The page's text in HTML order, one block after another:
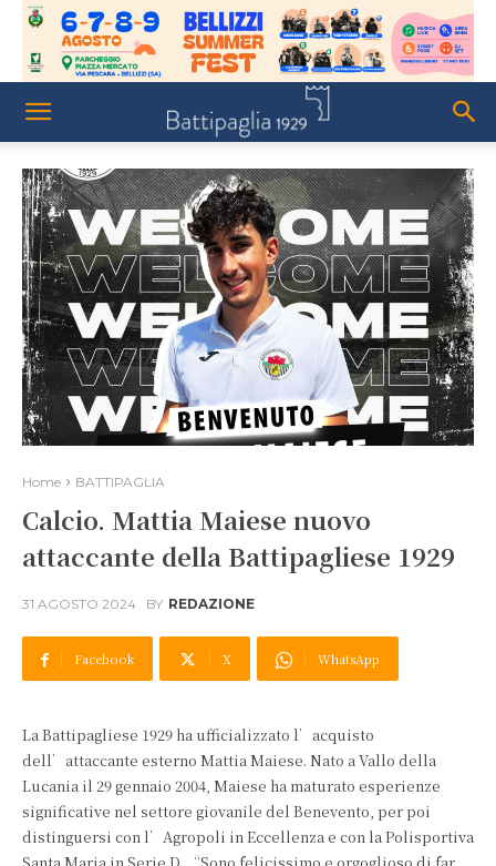
Home BATTIPAGLIA
Calcio. Mattia Maiese nuovo
attaccante della Battipagliese 1929
31 AGOSTO 2024 BY REDAZIONE
Facebook X WhatsApp
La Battipagliese 1929 ha ufficializzato l’acquisto
dell’attaccante esterno Mattia Maiese. Nato a Vallo della
Lucania il 29 gennaio 2004, Maiese ha maturato esperienze
significative nel settore giovanile del Benevento, per poi
distinguersi con l’Agropoli in Eccellenza e con la Polisportiva